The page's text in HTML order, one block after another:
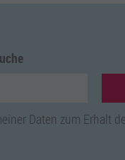
Daten zum Erhalt